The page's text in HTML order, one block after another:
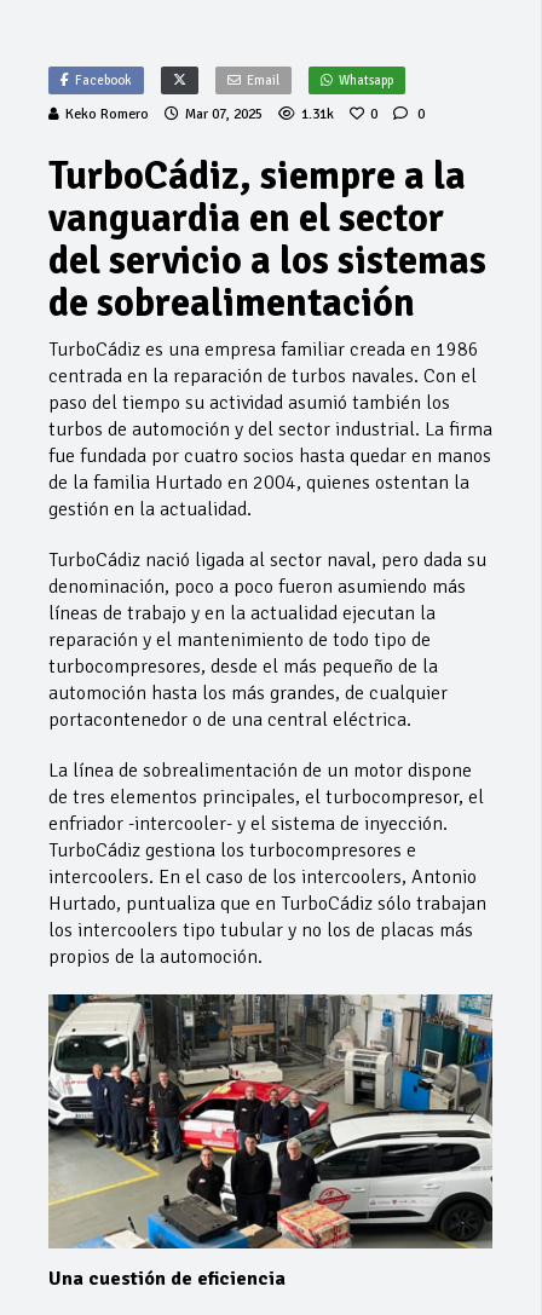
Facebook Email Whatsapp
Keko Romero Mar 07, 2025 1.31k 0 0
TurboCádiz, siempre a la
vanguardia en el sector
del servicio a los sistemas
de sobrealimentación
TurboCádiz es una empresa familiar creada en 1986
centrada en la reparación de turbos navales. Con el
paso del tiempo su actividad asumió también los
turbos de automoción y del sector industrial. La firma
fue fundada por cuatro socios hasta quedar en manos
de la familia Hurtado en 2004, quienes ostentan la
gestión en la actualidad.
TurboCádiz nació ligada al sector naval, pero dada su
denominación, poco a poco fueron asumiendo más
líneas de trabajo y en la actualidad ejecutan la
reparación y el mantenimiento de todo tipo de
turbocompresores, desde el más pequeño de la
automoción hasta los más grandes, de cualquier
portacontenedor o de una central eléctrica.
La línea de sobrealimentación de un motor dispone
de tres elementos principales, el turbocompresor, el
enfriador -intercooler- y el sistema de inyección.
TurboCádiz gestiona los turbocompresores e
intercoolers. En el caso de los intercoolers, Antonio
Hurtado, puntualiza que en TurboCádiz sólo trabajan
los intercoolers tipo tubular y no los de placas más
propios de la automoción.
Una cuestión de eficiencia